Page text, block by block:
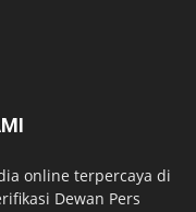
online terpercaya di
Dewan Pers